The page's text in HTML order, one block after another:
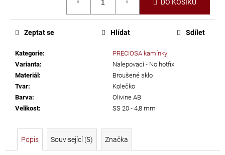
DO KOŠÍKU
Kategorie:
PRECIOSA kamínky
Varianta:
Nalepovací - No hotfix
Materiál:
Broušené sklo
Tvar:
Kolečko
Barva:
Olivine AB
Velikost: SS 20 - 4,8 mm
Zeptat se Hlídat Sdílet
Popis Související (5) Značka
e
m
SWAROVSKI
XIRIUS
NH
SS-
CRYSTAL
AB